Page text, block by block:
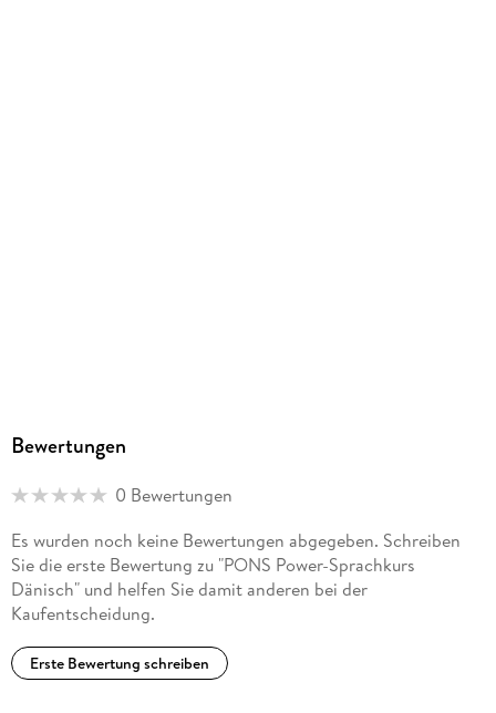
Bewertungen
0 Bewertungen
Es wurden noch keine Bewertungen abgegeben. Schreiben
Sie die erste Bewertung zu "PONS Power-Sprachkurs
Dänisch" und helfen Sie damit anderen bei der
Kaufentscheidung.
Erste Bewertung schreiben